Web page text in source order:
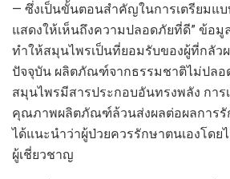
— ซึ่งเป็นขั้นตอนสำคัญในการเตรียมแ
แสดงให้เห็นถึงความปลอดภัยที่ดี” ข้อ
ทำให้สมุนไพรเป็นที่ยอมรับของผู้ที่กลัว
ปัจจุบัน ผลิตภัณฑ์จากธรรมชาติไม่ปลอ
สมุนไพรมีสารประกอบอันทรงพลัง การ
คุณภาพผลิตภัณฑ์ล้วนส่งผลต่อผลการรั
ได้แนะนำว่าผู้ป่วยควรรักษาตนเองโดย
ผู้เชี่ยวชาญ